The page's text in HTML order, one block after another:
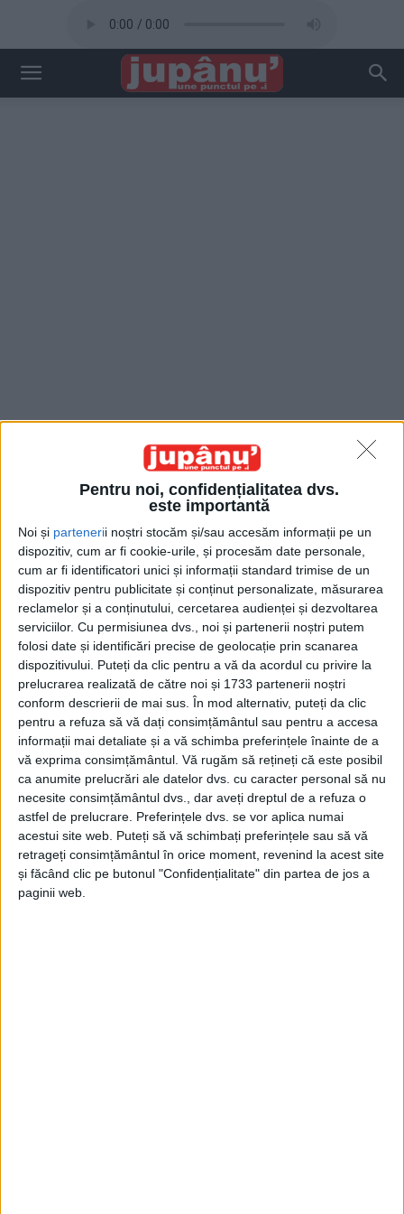
Pentru noi, confidențialitatea dvs.
este importantă
Noi și partenerii noștri stocăm și/sau accesăm informații pe un
dispozitiv, cum ar fi cookie-urile, și procesăm date personale,
cum ar fi identificatori unici și informații standard trimise de un
dispozitiv pentru publicitate și conținut personalizate, măsurarea
reclamelor și a conținutului, cercetarea audienței și dezvoltarea
serviciilor. Cu permisiunea dvs., noi și partenerii noștri putem
folosi date și identificări precise de geolocație prin scanarea
dispozitivului. Puteți da clic pentru a vă da acordul cu privire la
prelucrarea realizată de către noi și 1733 partenerii noștri
conform descrierii de mai sus. În mod alternativ, puteți da clic
pentru a refuza să vă dați consimțământul sau pentru a accesa
informații mai detaliate și a vă schimba preferințele înainte de a
vă exprima consimțământul. Vă rugăm să rețineți că este posibil
ca anumite prelucrări ale datelor dvs. cu caracter personal să nu
necesite consimțământul dvs., dar aveți dreptul de a refuza o
astfel de prelucrare. Preferințele dvs. se vor aplica numai
acestui site web. Puteți să vă schimbați preferințele sau să vă
retrageți consimțământul în orice moment, revenind la acest site
și făcând clic pe butonul "Confidențialitate" din partea de jos a
paginii web.
Acasă Etichete Blues
Etichetă: blues
E rîndul Blues-ului
Doru Popovici - 19 iunie 2026